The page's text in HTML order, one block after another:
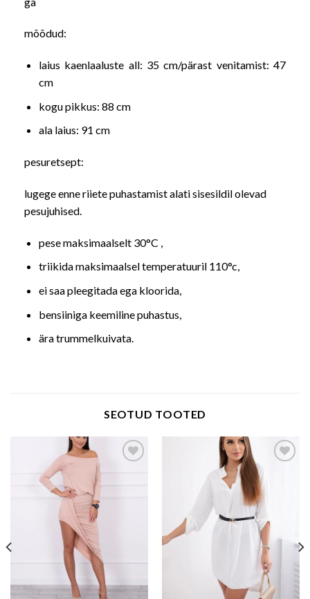
mõõdud:
laius kaenlaaluste all: 35 cm/pärast venitamist: 47
cm
kogu pikkus: 88 cm
ala laius: 91 cm
pesuretsept:
lugege enne riiete puhastamist alati sisesildil olevad
pesujuhised.
pese maksimaalselt 30°C ,
triikida maksimaalsel temperatuuril 110°c,
ei saa pleegitada ega kloorida,
bensiiniga keemiline puhastus,
ära trummelkuivata.
SEOTUD TOOTED
Add to wishlist Add to wishlist